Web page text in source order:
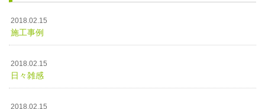
2018.02.15
施工事例
2018.02.15
日々雑感
2018.02.15